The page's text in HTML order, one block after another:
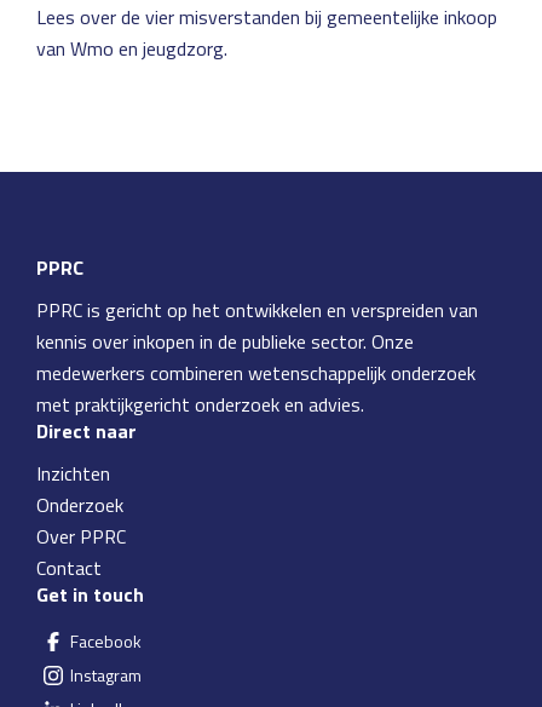
Lees over de vier misverstanden bij gemeentelijke inkoop
van Wmo en jeugdzorg.
PPRC
PPRC is gericht op het ontwikkelen en verspreiden van
kennis over inkopen in de publieke sector. Onze
medewerkers combineren wetenschappelijk onderzoek
met praktijkgericht onderzoek en advies.
Direct naar
Inzichten
Onderzoek
Over PPRC
Contact
Get in touch
Facebook
Instagram